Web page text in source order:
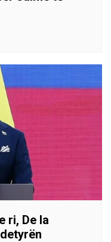
ri, De la